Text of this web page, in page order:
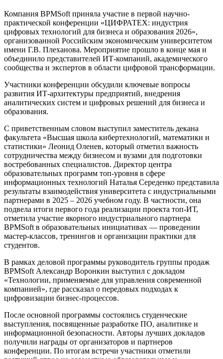
Компания BPMSoft приняла участие в первой научно-
практической конференции «ЦИФРАТЕХ: индустрия
цифровых технологий для бизнеса и образования 2026»,
организованной Российским экономическим университетом
имени Г.В. Плеханова. Мероприятие прошло в конце мая и
объединило представителей ИТ-компаний, академического
сообщества и экспертов в области цифровой трансформации.
Участники конференции обсудили ключевые вопросы
развития ИТ-архитектуры предприятий, внедрения
аналитических систем и цифровых решений для бизнеса и
образования.
С приветственным словом выступил заместитель декана
факультета «Высшая школа кибертехнологий, математики и
статистики» Леонид Оленев, который отметил важность
сотрудничества между бизнесом и вузами для подготовки
востребованных специалистов. Директор центра
образовательных программ топ-уровня в сфере
информационных технологий Наталья Середенко представила
результаты взаимодействия университета с индустриальными
партнерами в 2025 – 2026 учебном году. В частности, она
подвела итоги первого года реализации проекта топ-ИТ,
отметила участие якорного индустриального партнера
BPMSoft в образовательных инициативах — проведении
мастер-классов, тренингов и организации практики для
студентов.
В рамках деловой программы руководитель группы продаж
BPMSoft Александр Воронкин выступил с докладом
«Технологии, применяемые для управления современной
компанией», где рассказал о передовых подходах к
цифровизации бизнес-процессов.
После основной программы состоялись студенческие
выступления, посвященные разработке ПО, аналитике и
информационной безопасности. Авторы лучших докладов
получили награды от организаторов и партнеров
конференции. По итогам встречи участники отметили